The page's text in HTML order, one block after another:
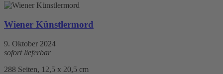
Wiener Künstlermord
9. Oktober 2024
sofort lieferbar
288 Seiten, 12,5 x 20,5 cm